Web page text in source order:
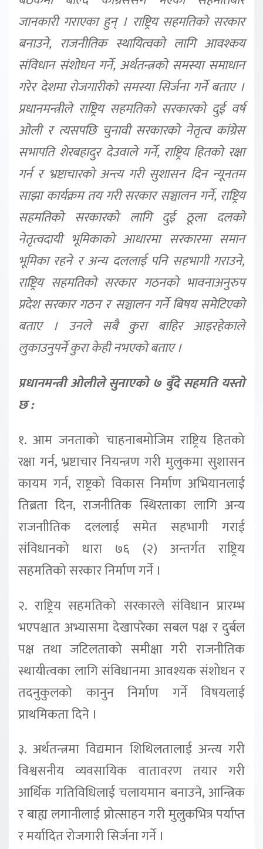
जानकारी गराएका हुन् । राष्ट्रिय सहमतिको सरकार
बनाउने, राजनीतिक स्थायित्वको लागि आवश्कय
संविधान संशोधन गर्ने, अर्थतन्त्रको समस्या समाधान
गरेर देशमा रोजगारीको समस्या सिर्जना गर्ने बताए ।
प्रधानमन्त्रीले राष्ट्रिय सहमतिको सरकारको दुई वर्ष
ओली र त्यसपछि चुनावी सरकारको नेतृत्व कांग्रेस
सभापति शेरबहादुर देउवाले गर्ने, राष्ट्रिय हितको रक्षा
गर्न र भ्रष्टाचारको अन्त्य गरी सुशासन दिन न्यूनतम
साझा कार्यक्रम तय गरी सरकार सञ्चालन गर्ने, राष्ट्रिय
सहमतिको सरकारको लागि दुई ठूला दलको
नेतृत्वदायी भूमिकाको आधारमा सरकारमा समान
भूमिका रहने र अन्य दललाई पनि सहभागी गराउने,
राष्ट्रिय सहमतिको सरकार गठनको भावनाअनुरुप
प्रदेश सरकार गठन र सञ्चालन गर्ने बिषय समेटिएको
बताए । उनले सबै कुरा बाहिर आइरहेकाले
लुकाउनुपर्ने कुरा केही नभएको बताए ।
प्रधानमन्त्री ओलीले सुनाएको ७ बुँदे सहमति यस्तो
छ :
१. आम जनताको चाहनाबमोजिम राष्ट्रिय हितको
रक्षा गर्न, भ्रष्टाचार नियन्त्रण गरी मुलुकमा सुशासन
कायम गर्न, राष्ट्रको विकास निर्माण अभियानलाई
तिब्रता दिन, राजनीतिक स्थिरताका लागि अन्य
राजनाीतिक दललाई समेत सहभागी गराई
संविधानको धारा ७६ (२) अन्तर्गत राष्ट्रिय
सहमतिको सरकार निर्माण गर्ने ।
२. राष्ट्रिय सहमतिको सरकारले संविधान प्रारम्भ
भएपश्चात अभ्यासमा देखापरेका सबल पक्ष र दुर्बल
पक्ष तथा जटिलताको समीक्षा गरी राजनीतिक
स्थायीत्वका लागि संविधानमा आवश्यक संशोधन र
तदनुकुलको कानुन निर्माण गर्ने विषयलाई
प्राथमिकता दिने ।
३. अर्थतन्त्रमा विद्यमान शिथिलतालाई अन्त्य गरी
विश्वसनीय व्यवसायिक वातावरण तयार गरी
आर्थिक गतिविधिलाई चलायमान बनाउने, आन्त्रिक
र बाह्य लगानीलाई प्रोत्साहन गरी मुलुकभित्र पर्याप्त
र मर्यादित रोजगारी सिर्जना गर्ने ।